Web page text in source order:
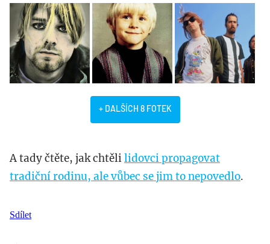
+ DALŠÍCH 8 FOTEK
A tady čtěte, jak chtělilidovci propagovat
tradiční rodinu, ale vůbec se jim to nepovedlo.
Sdílet